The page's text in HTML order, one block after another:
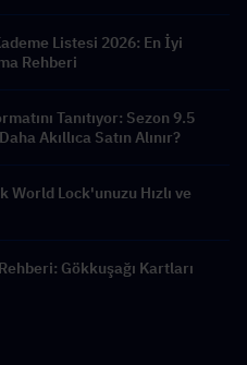
Listesi 2026: En İyi
Rehberi
Tanıtıyor: Sezon 9.5
Akıllıca Satın Alınır?
Lock'unuzu Hızlı ve
Gökkuşağı Kartları